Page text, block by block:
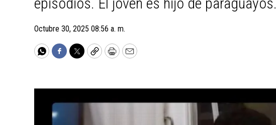
Octubre 30, 2025 08:56 a. m.
WhatsApp
Facebook
TwitterCopyPrintEmail